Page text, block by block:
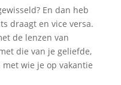
En dan heb
draagt en vice versa.
de lenzen van
die van je geliefde,
wie je op vakantie